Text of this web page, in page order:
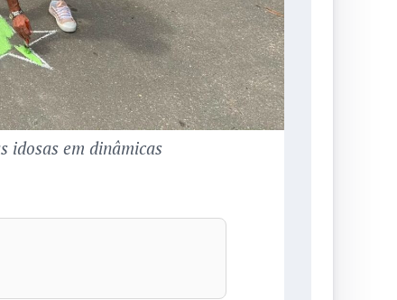
idosas em dinâmicas